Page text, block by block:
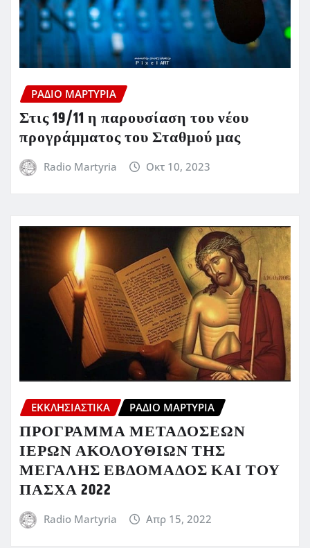
ΡΆΔΙΟ ΜΑΡΤΥΡΊΑ
Στις 19/11 η παρουσίαση του νέου
προγράμματος του Σταθμού μας
Radio Martyria Οκτ 10, 2023
ΕΚΚΛΗΣΙΑΣΤΙΚΆ ΡΆΔΙΟ ΜΑΡΤΥΡΊΑ
ΠΡΟΓΡΑΜΜΑ ΜΕΤΑΔΟΣΕΩΝ
ΙΕΡΩΝ ΑΚΟΛΟΥΘΙΩΝ ΤΗΣ
ΜΕΓΑΛΗΣ ΕΒΔΟΜΑΔΟΣ ΚΑΙ ΤΟΥ
ΠΑΣΧΑ 2022
Radio Martyria Απρ 15, 2022